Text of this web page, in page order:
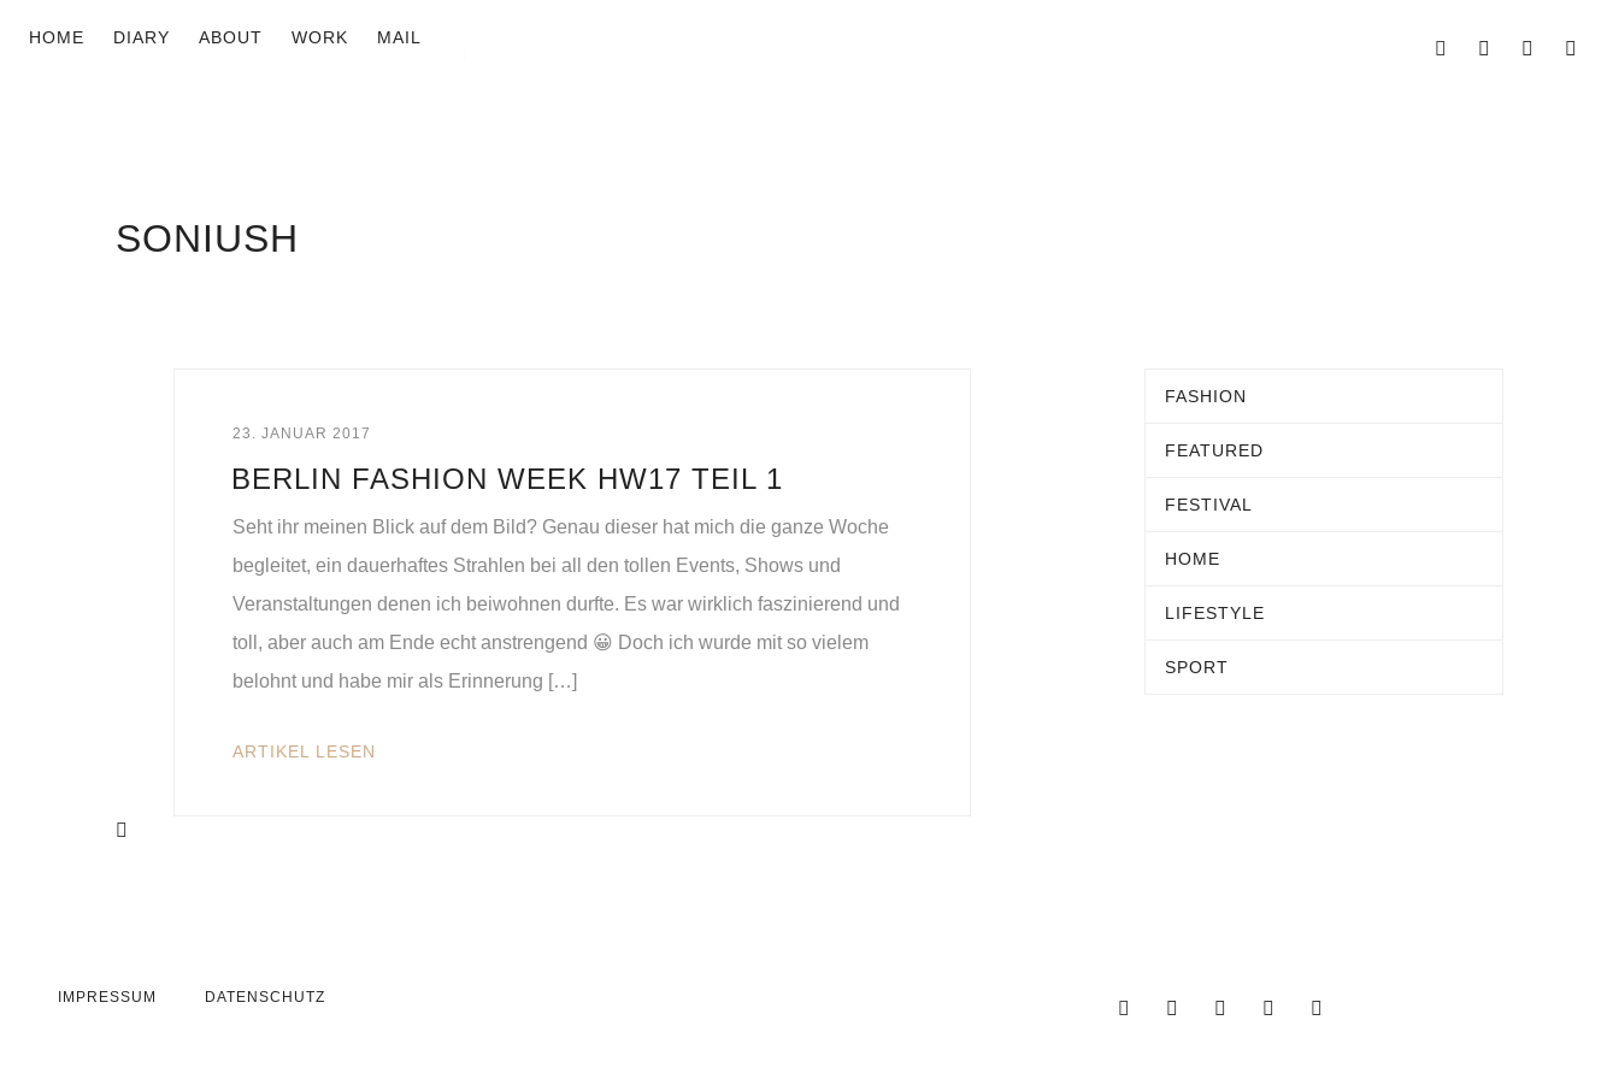
HOME DIARY ABOUT WORK MAIL
SONIUSH
23. JANUAR 2017
BERLIN FASHION WEEK HW17 TEIL 1
Seht ihr meinen Blick auf dem Bild? Genau dieser hat mich die ganze Woche
begleitet, ein dauerhaftes Strahlen bei all den tollen Events, Shows und
Veranstaltungen denen ich beiwohnen durfte. Es war wirklich faszinierend und
toll, aber auch am Ende echt anstrengend 😀 Doch ich wurde mit so vielem
belohnt und habe mir als Erinnerung […]
ARTIKEL LESEN
FASHION
FEATURED
FESTIVAL
HOME
LIFESTYLE
SPORT
IMPRESSUM DATENSCHUTZ